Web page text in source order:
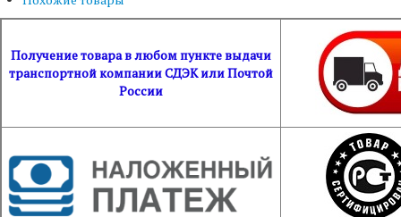
Получение товара в любом пункте выдачи
транспортной компании СДЭК или Почтой
России